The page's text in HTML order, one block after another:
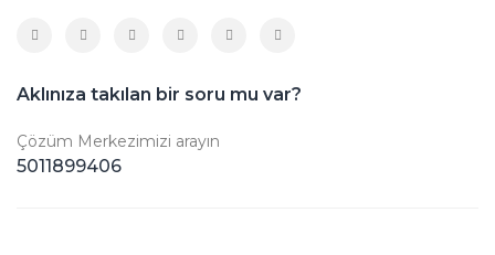
Aklınıza takılan bir soru mu var?
Çözüm Merkezimizi arayın
5011899406